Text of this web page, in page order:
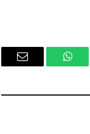
واتساب
البريد